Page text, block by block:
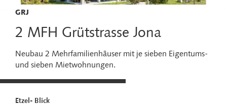
GRJ
2 MFH Grütstrasse Jona
Neubau 2 Mehrfamilienhäuser mit je sieben Eigentums-
und sieben Mietwohnungen.
Etzel- Blick